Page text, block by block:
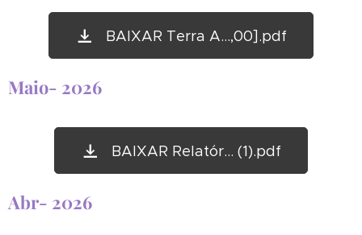
BAIXAR Terra A...,00].pdf
Maio- 2026
BAIXAR Relatór... (1).pdf
Abr- 2026